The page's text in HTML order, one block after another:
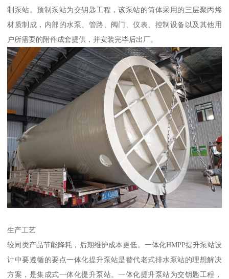
制泵站。预制泵站为交钥匙工程，该泵站的筒体采用的三层聚丙烯
材质制成，内部的水泵、管路、阀门、仪表、控制设备以及其他用
户所需要的附件成套提供，并安装完毕后出厂。
生产工艺
较同类产品节能降耗，后期维护成本更低。一体化HMPP提升泵站设
计中要遵循的要点一体化提升泵站是替代老式排水泵站的理想解决
方案，是集成式一体化提升泵站。一体化提升泵站为交钥匙工程，